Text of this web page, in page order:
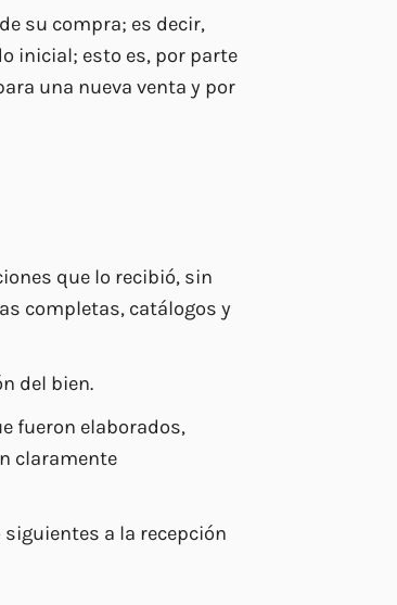
su compra; es decir,
inicial; esto es, por parte
una nueva venta y por
que lo recibió, sin
completas, catálogos y
del bien.
fueron elaborados,
claramente
a la recepción